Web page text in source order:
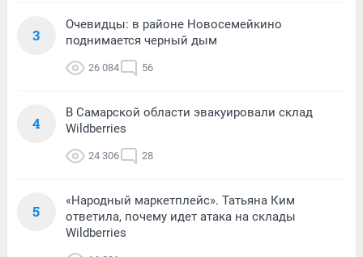
3
Очевидцы: в районе Новосемейкино
поднимается черный дым
26 084 56
4
В Самарской области эвакуировали склад
Wildberries
24 306 28
5
«Народный маркетплейс». Татьяна Ким
ответила, почему идет атака на склады
Wildberries